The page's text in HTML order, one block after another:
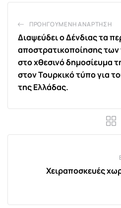
ΠΡΟΗΓΟΎΜΕΝΗ ΑΝΆΡΤΗΣΗ
Διαψεύδει ο Δένδιας τα
αποστρατικοποίησης
στο χθεσινό δημοσίευμα
στον Τουρκικό τύπο για
της Ελλάδας.
Χειραποσκευές